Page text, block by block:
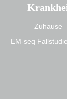
Zuhause
EM-seq